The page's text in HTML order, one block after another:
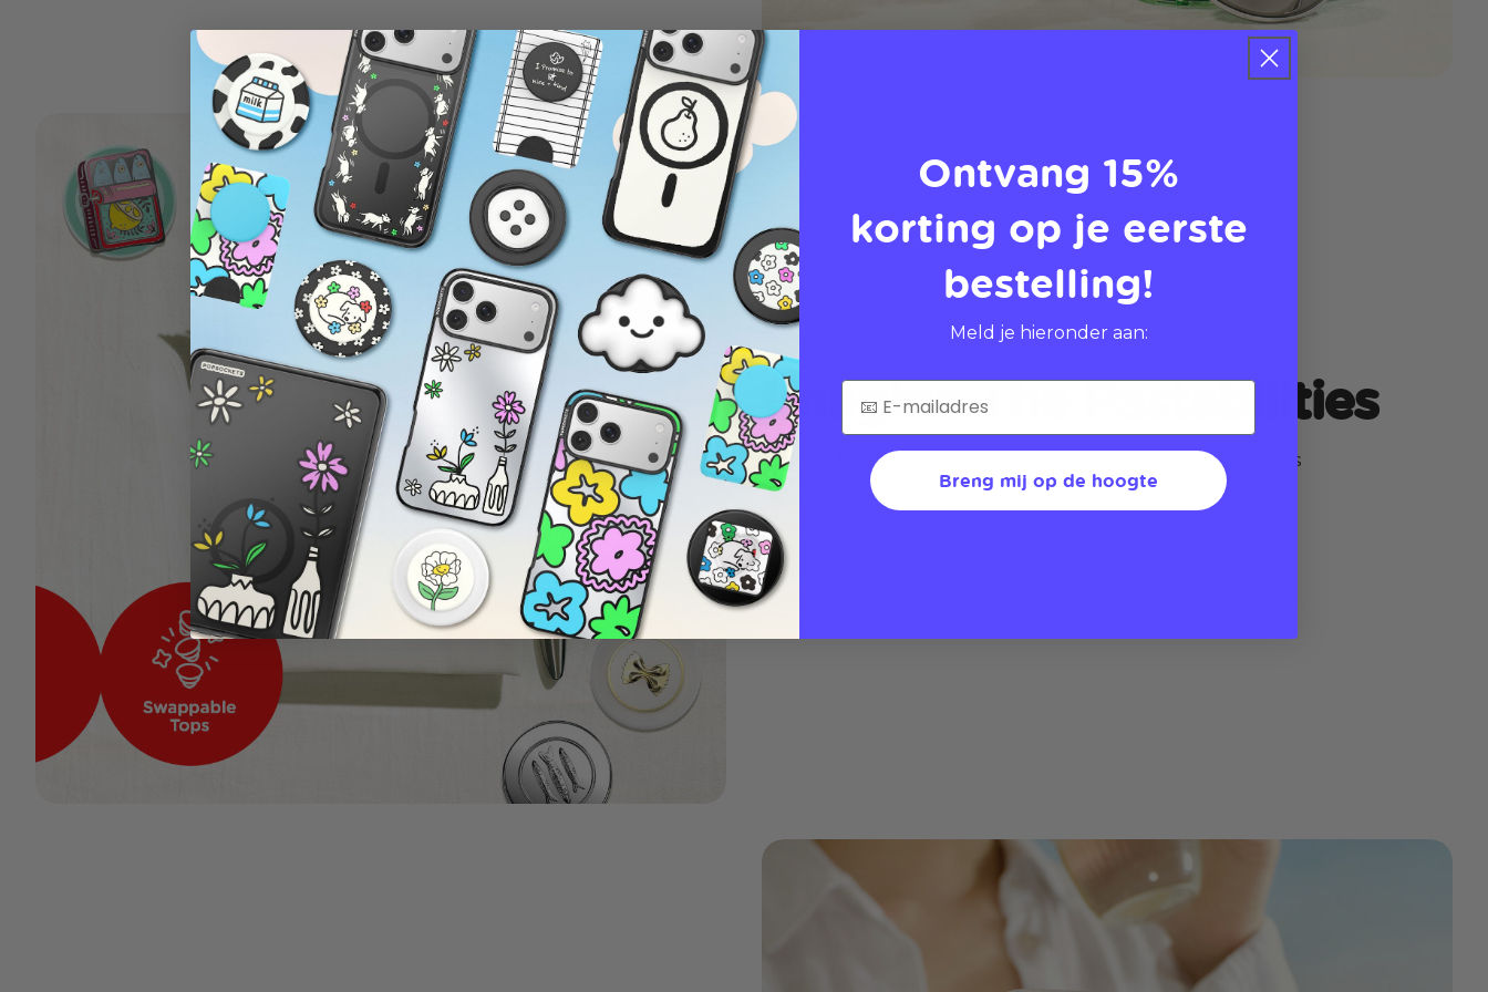
Imagine The Pastabilities
Inspired by sun-soaked coastal dinners and endless aperitivos
Ontvang 15%
korting op je eerste
bestelling!
Meld je hieronder aan:
Breng mij op de hoogte